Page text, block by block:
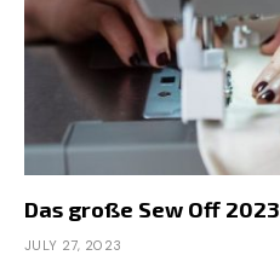
Das große Sew Off 2023
JULY 27, 2023